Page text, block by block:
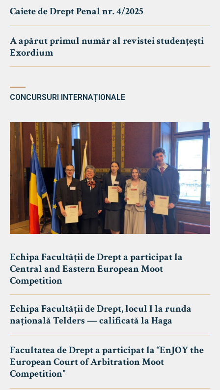
Caiete de Drept Penal nr. 4/2025
A apărut primul număr al revistei studențești
Exordium
CONCURSURI INTERNAȚIONALE
Echipa Facultății de Drept a participat la
Central and Eastern European Moot
Competition
Echipa Facultății de Drept, locul I la runda
națională Telders — calificată la Haga
Facultatea de Drept a participat la “EnJOY the
European Court of Arbitration Moot
Competition”